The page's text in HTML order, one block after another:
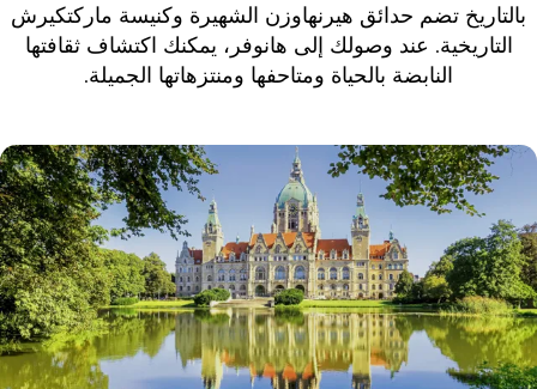
بالتاريخ تضم حدائق هيرنهاوزن الشهيرة وكنيسة ماركتكيرش
التاريخية. عند وصولك إلى هانوفر، يمكنك اكتشاف ثقافتها
النابضة بالحياة ومتاحفها ومنتزهاتها الجميلة.